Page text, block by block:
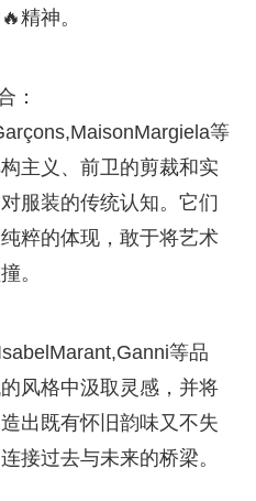
精神。
：
等
主义、前卫的剪裁和实
服装的传统认知。它们
粹的体现，敢于将艺术
。
等品
风格中汲取灵感，并将
出既有怀旧韵味又不失
接过去与未来的桥梁。